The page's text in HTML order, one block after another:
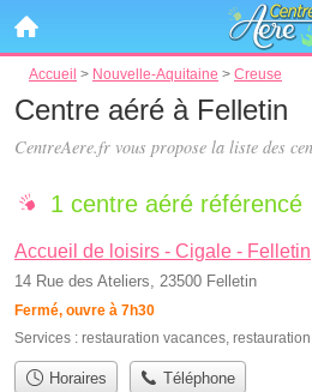
Accueil > Nouvelle-Aquitaine > Creuse
Centre aéré à Felletin
CentreAere.fr vous propose la liste des
1 centre aéré référencé
Accueil de loisirs - Cigale - Felletin
14 Rue des Ateliers, 23500 Felletin
Fermé, ouvre à 7h30
Services : restauration vacances,
Horaires Téléphone